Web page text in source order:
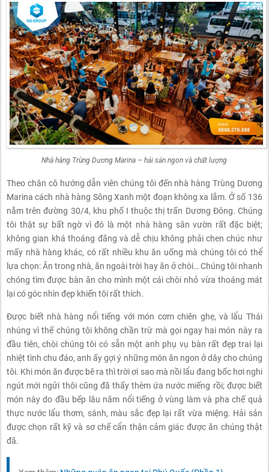
Nhà hàng Trùng Dương Marina – hải sản ngon và chất lượng
Theo chân cô hướng dẫn viên chúng tôi đến nhà hàng Trùng Dương
Marina cách nhà hàng Sông Xanh một đoạn không xa lắm. Ở số 136
nằm trên đường 30/4, khu phố I thuộc thị trấn Dương Đông. Chúng
tôi thật sự bất ngờ vì đó là một nhà hàng sân vườn rất đặc biệt;
không gian khá thoáng đãng và dễ chịu không phải chen chúc như
mấy nhà hàng khác, có rất nhiều khu ăn uống mà chúng tôi có thể
lựa chọn: Ăn trong nhà, ăn ngoài trời hay ăn ở chòi… Chúng tôi nhanh
chóng tìm được bàn ăn cho mình một cái chòi nhỏ vừa thoáng mát
lại có góc nhìn đẹp khiến tôi rất thích.
Được biết nhà hàng nổi tiếng với món cơm chiên ghẹ, và lẩu Thái
nhúng vì thế chúng tôi không chần trừ mà gọi ngay hai món này ra
đầu tiên, chòi chúng tôi có sẵn một anh phụ vụ bàn rất đẹp trai lại
nhiệt tình chu đáo, anh ấy gợi ý những món ăn ngon ở dây cho chúng
tôi. Khi món ăn được bê ra thì trời ơi sao mà nồi lẩu đang bốc hơi nghi
ngút mới ngửi thôi cũng đã thấy thèm ứa nước miếng rồi; được biết
món này do đầu bếp lâu năm nổi tiếng ở vùng làm và pha chế quả
thực nước lẩu thơm, sánh, màu sắc đẹp lại rất vừa miệng. Hải sản
được chọn rất kỹ và sơ chế cẩn thận cảm giác được ăn chúng thật
đã.